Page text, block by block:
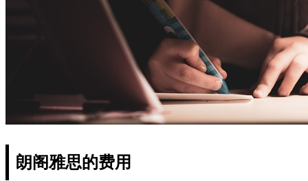
朗阁雅思的费用